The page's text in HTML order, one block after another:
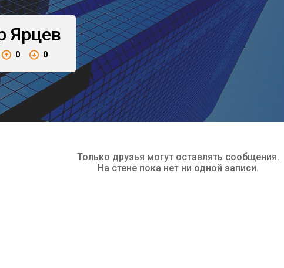
Ярцев
0 0
Только друзья могут оставлять сообщения.
На стене пока нет ни одной записи.